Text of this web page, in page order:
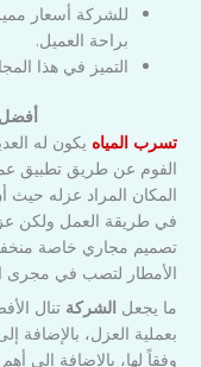
للشركة أسعار
براحة العميل.
التميز في هذا
تسرب المياه يكون له
الفوم عن طريق تطبيق
المكان المراد عزله حيث
في طريقة العمل ولكن
تصميم مجاري خاصة
الأمطار لتصب في مجرى
ما يجعل الشركة تنال
بعملية العزل، بالإضافة
وفقاً لها، بالإضافة إلى